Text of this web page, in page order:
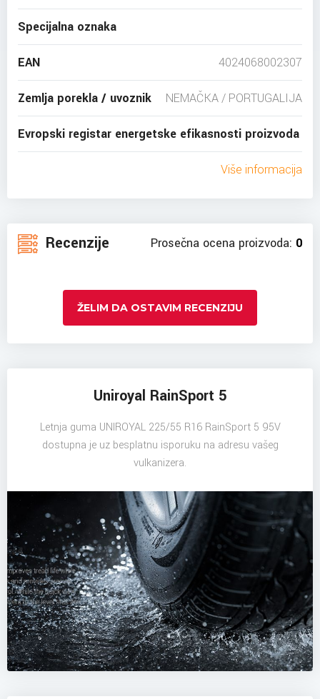
Specijalna oznaka
EAN 4024068002307
Zemlja porekla / uvoznik NEMAČKA / PORTUGALIJA
Evropski registar energetske efikasnosti proizvoda
Više informacija
Recenzije Prosečna ocena proizvoda: 0
ŽELIM DA OSTAVIM RECENZIJU
Uniroyal RainSport 5
Letnja guma UNIROYAL 225/55 R16 RainSport 5 95V
dostupna je uz besplatnu isporuku na adresu vašeg
vulkanizera.